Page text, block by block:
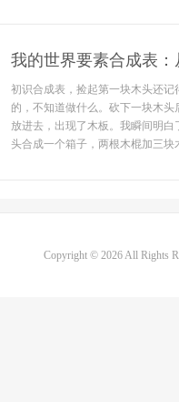
我的世界要素合成表
初识合成表，捡起第一块木头还
的，不知道做什么。砍下一块木
放进去，出现了木板。我瞬间明
头合成一个箱子，两根木棍加三块
Copyright © 2026 All Rights